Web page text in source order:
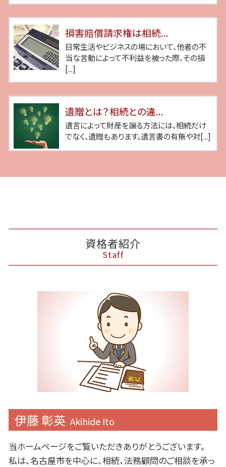
損害賠償請求権は相続...
日常生活やビジネスの場において、他者の不
当な言動によって不利益を被った際、その損
[...]
遺贈とは？相続との違...
遺言によって財産を譲る方法には、相続だけ
でなく、遺贈もあります。遺言書の有無や対[...]
資格者紹介
Staff
伊藤 彰英 Akihide Ito
当ホームページをご覧いただきありがとうございます。
私は、名古屋市を中心に、相続、法務顧問のご相談を承っ